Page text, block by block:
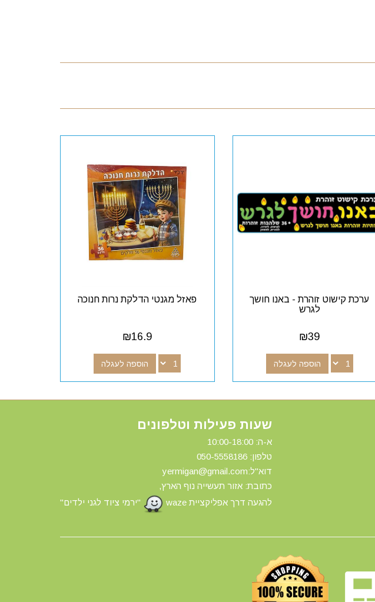
ערכת קישוט זוהרת - באנו חושך
לגרש
₪39
הוספה לעגלה
פאזל מגנטי הדלקת נרות חנוכה
₪16.9
הוספה לעגלה
שעות פעילות וטלפונים
א-ה: 10:00-18:00
טלפון: 0 50-5558186
דוא"ל:yermigan@gmail.com
כתובת: אזור תעשייה נוף הארץ,
להגעה דרך אפליקציית waze
"ירמי ציוד לגני ילדים"